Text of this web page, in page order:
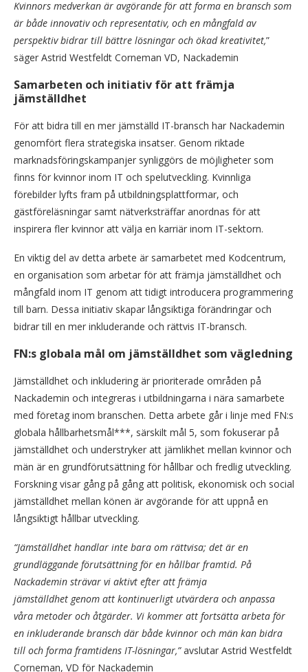
Kvinnors medverkan är avgörande för att forma en bransch som
är både innovativ och representativ, och en mångfald av
perspektiv bidrar till bättre lösningar och ökad kreativitet,”
säger Astrid Westfeldt Corneman VD, Nackademin
Samarbeten och initiativ för att främja
jämställdhet
För att bidra till en mer jämställd IT-bransch har Nackademin
genomfört flera strategiska insatser. Genom riktade
marknadsföringskampanjer synliggörs de möjligheter som
finns för kvinnor inom IT och spelutveckling. Kvinnliga
förebilder lyfts fram på utbildningsplattformar, och
gästföreläsningar samt nätverksträffar anordnas för att
inspirera fler kvinnor att välja en karriär inom IT-sektorn.
En viktig del av detta arbete är samarbetet med Kodcentrum,
en organisation som arbetar för att främja jämställdhet och
mångfald inom IT genom att tidigt introducera programmering
till barn. Dessa initiativ skapar långsiktiga förändringar och
bidrar till en mer inkluderande och rättvis IT-bransch.
FN:s globala mål om jämställdhet som vägledning
Jämställdhet och inkludering är prioriterade områden på
Nackademin och integreras i utbildningarna i nära samarbete
med företag inom branschen. Detta arbete går i linje med FN:s
globala hållbarhetsmål***, särskilt mål 5, som fokuserar på
jämställdhet och understryker att jämlikhet mellan kvinnor och
män är en grundförutsättning för hållbar och fredlig utveckling.
Forskning visar gång på gång att politisk, ekonomisk och social
jämställdhet mellan könen är avgörande för att uppnå en
långsiktigt hållbar utveckling.
“Jämställdhet handlar inte bara om rättvisa; det är en
grundläggande förutsättning för en hållbar framtid. På
Nackademin strävar vi aktivt efter att främja
jämställdhet genom att kontinuerligt utvärdera och anpassa
våra metoder och åtgärder. Vi kommer att fortsätta arbeta för
en inkluderande bransch där både kvinnor och män kan bidra
till och forma framtidens IT-lösningar,”avslutar Astrid Westfeldt
Corneman, VD för Nackademin